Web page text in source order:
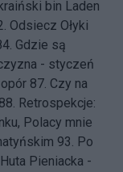
bin Laden
Odsiecz Ołyki
Gdzie są
- styczeń
87. Czy na
88. Retrospekcje:
Polacy mnie
93. Po
Huta Pieniacka -